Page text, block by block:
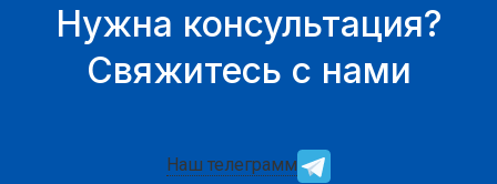
Нужна консультация?
Свяжитесь с нами
Наш телеграмм